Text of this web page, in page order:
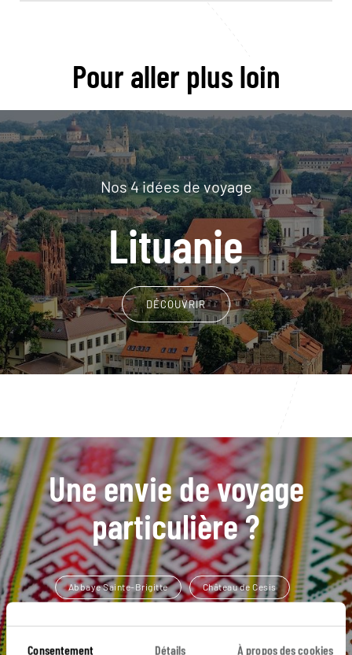
Consentement Détails À propos des cookies
Pour aller plus loin
Nos 4 idées de voyage
Lituanie
DÉCOUVRIR
Une envie de voyage
particulière ?
Abbaye Sainte-Brigitte Château de Cesis
Eglise Saint-Pierre Canoë kayak